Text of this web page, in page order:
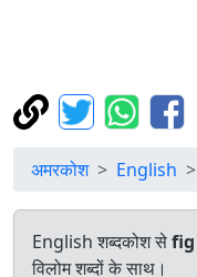
अमरकोश English
English शब्दकोश सेfig
विलोम शब्दों के साथ।